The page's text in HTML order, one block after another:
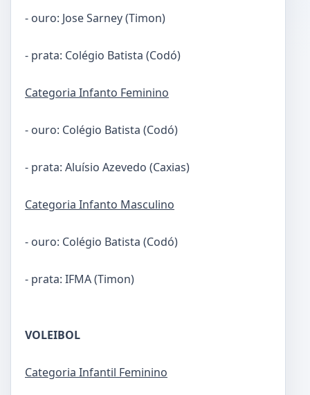
- ouro: Jose Sarney (Timon)
- prata: Colégio Batista (Codó)
Categoria Infanto Feminino
- ouro: Colégio Batista (Codó)
- prata: Aluísio Azevedo (Caxias)
Categoria Infanto Masculino
- ouro: Colégio Batista (Codó)
- prata: IFMA (Timon)
VOLEIBOL
Categoria Infantil Feminino